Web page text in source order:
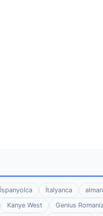
İspanyolca İtalyanca
Kanye West
Genius